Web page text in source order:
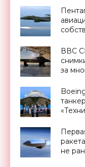
ВВС
за
не